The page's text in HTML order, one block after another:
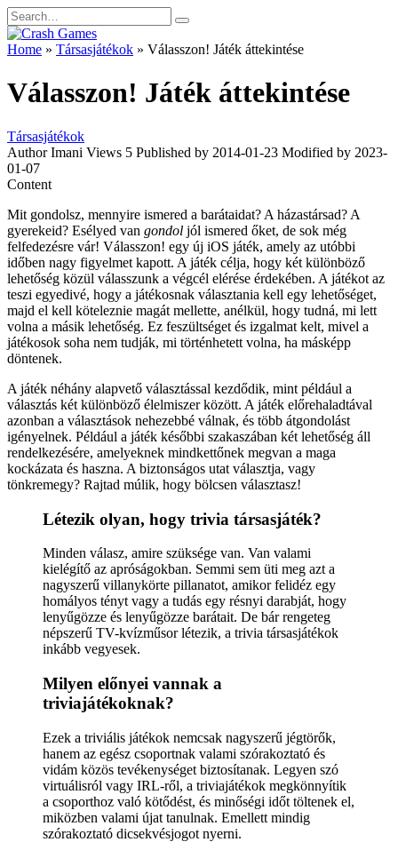
Skip
to
content
Search
for:
Home » Társasjátékok » Válasszon! Játék áttekintése
Válasszon! Játék áttekintése
Társasjátékok
Author Imani Views 5 Published by 2014-01-23 Modified by 2023-
01-07
Content
Mit gondolsz, mennyire ismered a barátaidat? A házastársad? A
gyerekeid? Esélyed van gondol jól ismered őket, de sok még
felfedezésre vár! Válasszon! egy új iOS játék, amely az utóbbi
időben nagy figyelmet kapott. A játék célja, hogy két különböző
lehetőség közül válasszunk a végcél elérése érdekében. A játékot az
teszi egyedivé, hogy a játékosnak választania kell egy lehetőséget,
majd el kell köteleznie magát mellette, anélkül, hogy tudná, mi lett
volna a másik lehetőség. Ez feszültséget és izgalmat kelt, mivel a
játékosok soha nem tudják, mi történhetett volna, ha másképp
döntenek.
A játék néhány alapvető választással kezdődik, mint például a
választás két különböző élelmiszer között. A játék előrehaladtával
azonban a választások nehezebbé válnak, és több átgondolást
igényelnek. Például a játék későbbi szakaszában két lehetőség áll
rendelkezésére, amelyeknek mindkettőnek megvan a maga
kockázata és haszna. A biztonságos utat választja, vagy
tönkremegy? Rajtad múlik, hogy bölcsen választasz!
Létezik olyan, hogy trivia társasjáték?
Minden válasz, amire szüksége van. Van valami
kielégítő az apróságokban. Semmi sem üti meg azt a
nagyszerű villanykörte pillanatot, amikor felidéz egy
homályos tényt vagy a tudás egy résnyi darabját, hogy
lenyűgözze és lenyűgözze barátait. De bár rengeteg
népszerű TV-kvízműsor létezik, a trivia társasjátékok
inkább vegyesek.
Milyen előnyei vannak a
triviajátékoknak?
Ezek a triviális játékok nemcsak nagyszerű jégtörők,
hanem az egész csoportnak valami szórakoztató és
vidám közös tevékenységet biztosítanak. Legyen szó
virtuálisról vagy IRL-ről, a triviajátékok megkönnyítik
a csoporthoz való kötődést, és minőségi időt töltenek el,
miközben valami újat tanulnak. Emellett mindig
szórakoztató dicsekvésjogot nyerni.